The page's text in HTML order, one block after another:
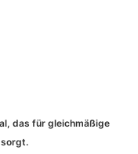
das für gleichmäßige